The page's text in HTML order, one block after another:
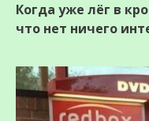
Когда уже лёг в
что нет ничего